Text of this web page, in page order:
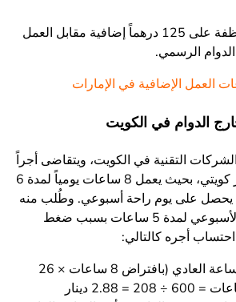
بالتالي، ستحصل الموظفة على 125 درهماً إضافية مقابل العمل
العمل الإضافية في الإمارات
الدوام في الكويت
التقنية في الكويت، ويتقاضى أجراً
شهرياً قدره 600 دينار كويتي، بحيث يعمل 8 ساعات يومياً لمدة 6
يحصل على يوم راحة أسبوعي. وطُلب منه
العمل في يوم راحته الأسبوعي لمدة 5 ساعات بسبب ضغط
أجره كالتالي:
حساب أجر الساعة العادي (بافتراض 8 ساعات × 26